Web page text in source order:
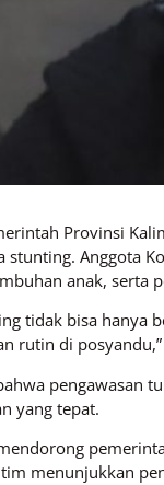
Provinsi
stunting. Anggota
anak, serta
tidak bisa
rutin di
pengawasan
yang tepat.
menunjukkan